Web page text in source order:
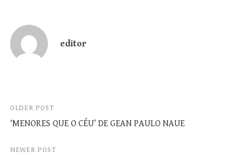
editor
Post
navigation
OLDER POST
‘MENORES QUE O CÉU’ DE GEAN PAULO NAUE
NEWER POST